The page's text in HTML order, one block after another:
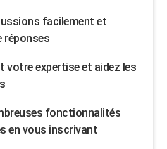
facilement et
réponses
votre expertise et aidez les
fonctionnalités
en vous inscrivant